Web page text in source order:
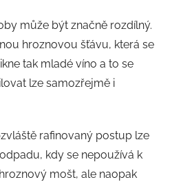
může být značně rozdílný.
hroznovou šťávu, která se
tak mladé víno a to se
lze samozřejmě i
rafinovaný postup lze
kdy se nepoužívá k
mošt, ale naopak